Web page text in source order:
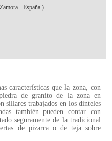
- España )
características que la zona, con
piedra de granito de la zona en
sillares trabajados en los dinteles
también pueden contar con
seguramente de la tradicional
de pizarra o de teja sobre